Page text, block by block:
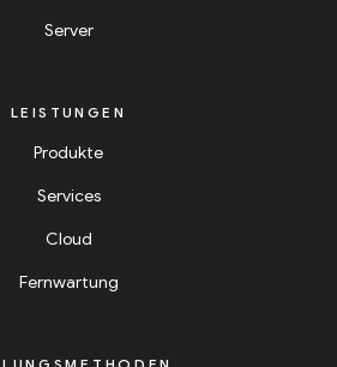
Server
LEISTUNGEN
Produkte
Services
Cloud
Fernwartung